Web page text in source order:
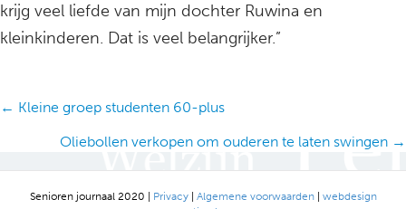
krijg veel liefde van mijn dochter Ruwina en
kleinkinderen. Dat is veel belangrijker.”
Posts
navigation
← Kleine groep studenten 60-plus
Oliebollen verkopen om ouderen te laten swingen →
Senioren journaal 2020 | Privacy| Algemene voorwaarden| webdesign